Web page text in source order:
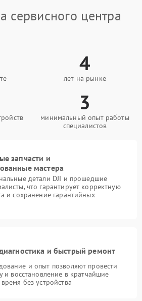
сервисного центра
4
лет на рынке
3
минимальный опыт работы
специалистов
запчасти и
мастера
детали DJI и прошедшие
что гарантирует корректную
и сохранение гарантийных
и быстрый ремонт
и опыт позволяют провести
и восстановление в кратчайшие
без устройства